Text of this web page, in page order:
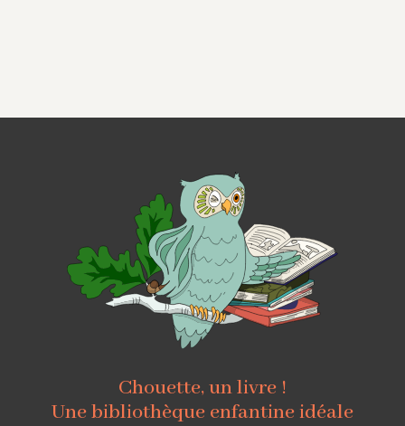
Chouette, un livre !
Une bibliothèque enfantine idéale